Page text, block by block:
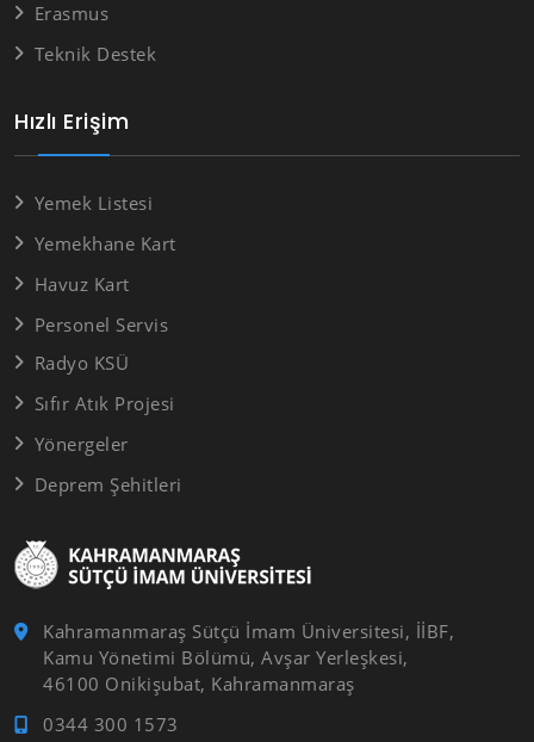
Kahramanmaraş Sütçü İmam Üniversitesi, İİBF,
Kamu Yönetimi Bölümü, Avşar Yerleşkesi,
46100 Onikişubat, Kahramanmaraş
0344 300 1573
Hızlı Erişim
Yemek Listesi
Yemekhane Kart
Havuz Kart
Personel Servis
Radyo KSÜ
Sıfır Atık Projesi
Yönergeler
Deprem Şehitleri
Erasmus
Teknik Destek